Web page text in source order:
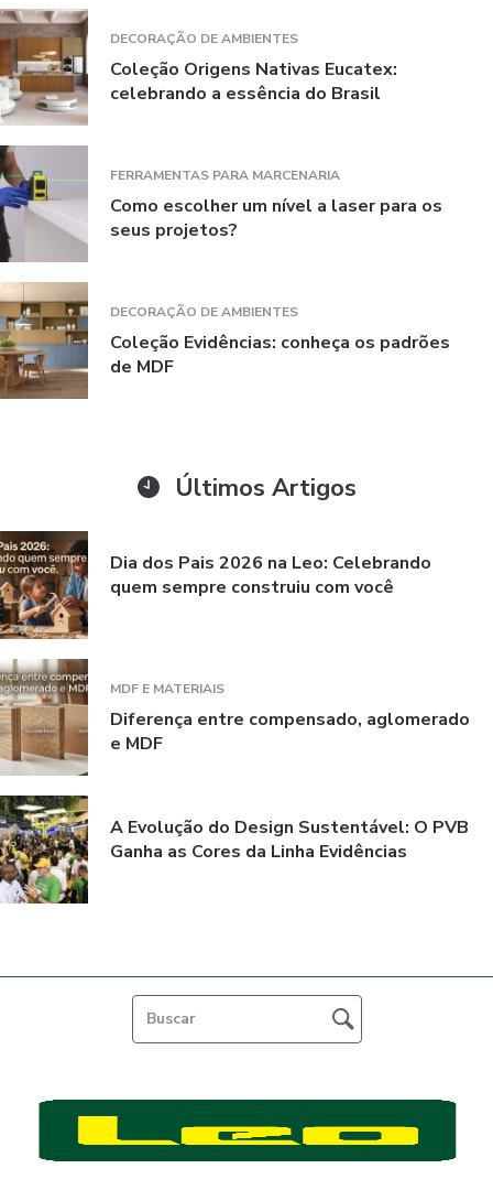
DECORAÇÃO DE AMBIENTES
Coleção Origens Nativas Eucatex:
celebrando a essência do Brasil
FERRAMENTAS PARA MARCENARIA
Como escolher um nível a laser para os
seus projetos?
DECORAÇÃO DE AMBIENTES
Coleção Evidências: conheça os padrões
de MDF
Últimos Artigos
Dia dos Pais 2026 na Leo: Celebrando
quem sempre construiu com você
MDF E MATERIAIS
Diferença entre compensado, aglomerado
e MDF
A Evolução do Design Sustentável: O PVB
Ganha as Cores da Linha Evidências